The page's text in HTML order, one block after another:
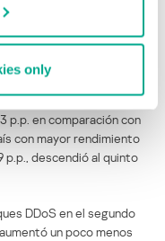
only
recursos situados en
(10,28%), que ocupaba el
su cuota disminuyó en
vez un recién llegado,
p.p. en comparación con
con mayor rendimiento
p.p., descendió al quinto
DDoS en el segundo
un poco menos